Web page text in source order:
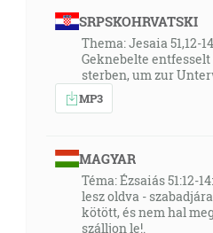
11:25
Toto ti píšem v nádeji, že
keby som meškal, aby si
dome Božom, ktorým je
pevná postať pravdy. [1Tm
A skríkol silne, veľkým
veľký Babylon a stal sa
žalárom každého ducha
vtáka nečistého a
SRPSKOHRVATSKI
Thema: Jesaia 51,12-
Geknebelte
sterben, um zur
MP3
MAGYAR
Téma: Ézsaiás 51:12-
lesz oldva -
kötött, és nem hal
szálljon le!.